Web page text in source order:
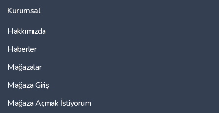
Kurumsal
Hakkımızda
Haberler
Mağazalar
Mağaza Giriş
Mağaza Açmak İstiyorum